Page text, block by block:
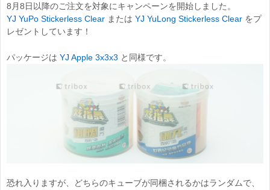
8月8日以降のご注文を対象にキャンペーンを開始しました。
YJ YuPo Stickerless Clear または YJ YuLong Stickerless Clear をプ
レゼントしています！
パッケージは YJ Apple 3x3x3 と同様です。
恐れ入りますが、どちらのキューブが同梱されるかはランダムで、